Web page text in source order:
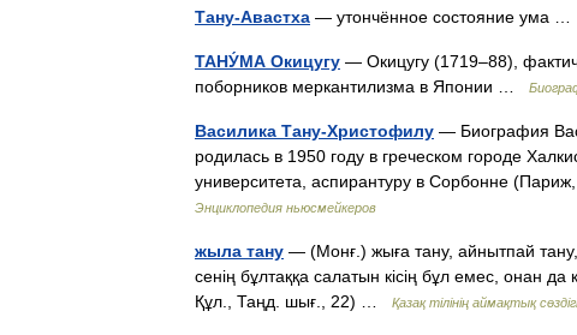
Тану-Авастха — утончённое состояние ума …
ТАНУ́МА Окицугу — Окицугу (1719–88),
поборников меркантилизма в Японии …
Василика Тану-Христофилу — Биография
родилась в 1950 году в греческом городе
университета, аспирантуру в Сорбонне
Энциклопедия ньюсмейкеров
жыла тану — (Монғ.) жыға тану, айнытпай
сенің бұлтаққа салатын кісің бұл емес, онан
Құл., Таңд. шығ., 22) …
Қазақ тілінің аймақтық сөздігі